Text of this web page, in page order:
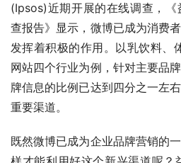
(Ipsos)近期开展的在线调查，
查报告》显示，微博已成为消费
发挥着积极的作用。以乳饮料、
网站四个行业为例，针对主要品
牌信息的比例已达到四分之一左
重要渠道。
既然微博已成为企业品牌营销的